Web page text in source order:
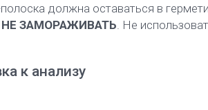
должна оставаться в
НЕ ЗАМОРАЖИВАТЬ. Не
к анализу